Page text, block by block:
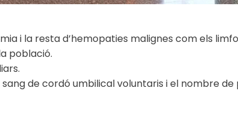
i la resta d’hemopaties malignes com els
població.
de cordó umbilical voluntaris i el nombre de